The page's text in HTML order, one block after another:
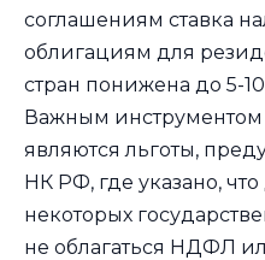
соглашениям ставка
облигациям для
стран понижена до 5-
Важным инструментом
являются льготы,
НК РФ, где указано,
некоторых
не облагаться НДФЛ